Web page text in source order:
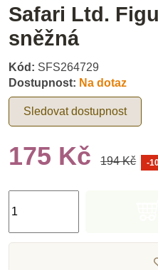
Safari Ltd.
sněžná
Kód: SFS264729
Dostupnost: Na dotaz
Sledovat dostupnost
175 Kč 194 Kč -